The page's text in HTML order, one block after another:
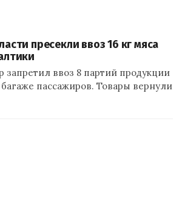
пресекли ввоз 16 кг мяса
запретил ввоз 8 партий продукции
пассажиров. Товары вернули